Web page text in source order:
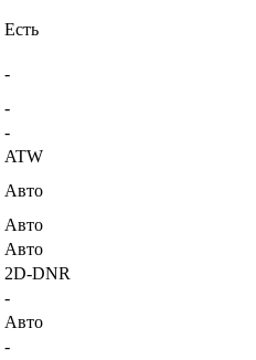
Есть
-
-
-
ATW
Авто
Авто
Авто
2D-DNR
-
Авто
-